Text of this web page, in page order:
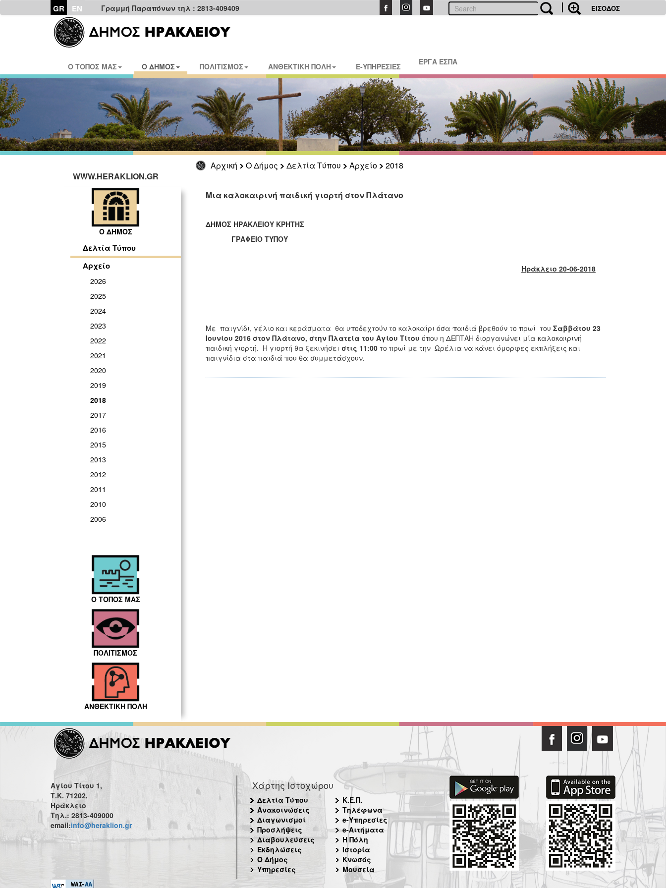
GR EN Γραμμή Παραπόνων τηλ : 2813-409409 ΕΙΣΟΔΟΣ
Ο ΤΟΠΟΣ ΜΑΣ Ο ΔΗΜΟΣ ΠΟΛΙΤΙΣΜΟΣ ΑΝΘΕΚΤΙΚΗ ΠΟΛΗ E-ΥΠΗΡΕΣΙΕΣ ΕΡΓΑ ΕΣΠΑ
Αρχική Ο Δήμος Δελτία Τύπου Αρχείο
2018
WWW.HERAKLION.GR
Ο ΔΗΜΟΣ
Δελτία Τύπου
Αρχείο
2026
2025
2024
2023
2022
2021
2020
2019
2018
2017
2016
2015
2013
2012
2011
2010
2006
Ο ΤΟΠΟΣ ΜΑΣ
ΠΟΛΙΤΙΣΜΟΣ
ΑΝΘΕΚΤΙΚΗ ΠΟΛΗ
Μια καλοκαιρινή παιδική γιορτή στον Πλάτανο
ΔΗΜΟΣ ΗΡΑΚΛΕΙΟΥ ΚΡΗΤΗΣ
ΓΡΑΦΕΙΟ ΤΥΠΟΥ
Ηράκλειο 20-06-2018
Με παιγνίδι, γέλιο και κεράσματα θα υποδεχτούν το καλοκαίρι όσα παιδιά βρεθούν το πρωί του Σαββάτου 23
Ιουνίου 2016 στον Πλάτανο, στην Πλατεία του Αγίου Τίτου όπου η ΔΕΠΤΑΗ διοργανώνει μία καλοκαιρινή
παιδική γιορτή. Η γιορτή θα ξεκινήσει στις 11:00το πρωί με την Ωρέλια να κάνει όμορφες εκπλήξεις και
παιγνίδια στα παιδιά που θα συμμετάσχουν.
Αγίου Τίτου 1,
Τ.Κ. 71202,
Ηράκλειο
Τηλ.: 2813-409000
email:info@heraklion.gr
Χάρτης Ιστοχώρου
Δελτία Τύπου
Ανακοινώσεις
Διαγωνισμοί
Προσλήψεις
Διαβουλεύσεις
Εκδηλώσεις
Ο Δήμος
Υπηρεσίες
Κ.Ε.Π.
Τηλέφωνα
e-Υπηρεσίες
e-Αιτήματα
Η Πόλη
Ιστορία
Κνωσός
Μουσεία